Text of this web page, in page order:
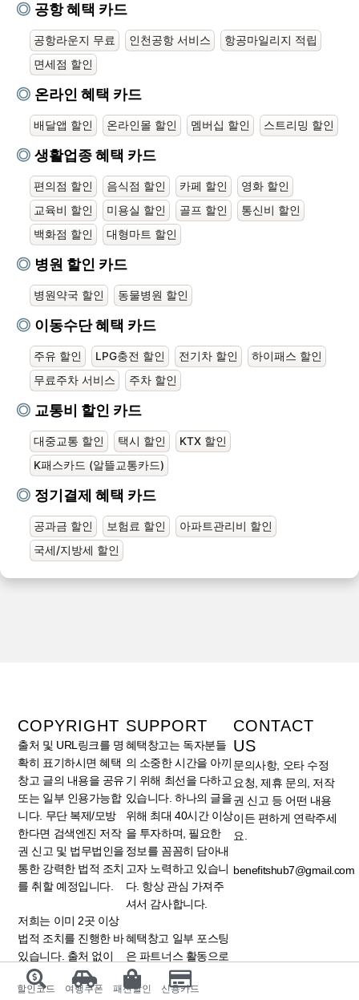
공항 혜택 카드
공항라운지 무료 인천공항 서비스
항공마일리지 적립
면세점 할인
온라인 혜택 카드
배달앱 할인 온라인몰 할인 멤버십 할인 스트리밍 할인
생활업종 혜택 카드
편의점 할인 음식점 할인 카페 할인
영화 할인
교육비 할인
미용실 할인 골프 할인
통신비 할인
백화점 할인
대형마트 할인
병원 할인 카드
병원약국 할인 동물병원 할인
이동수단 혜택 카드
주유 할인 LPG충전 할인 전기차 할인
하이패스 할인
무료주차 서비스
주차 할인
교통비 할인 카드
대중교통 할인 택시 할인
KTX 할인
K패스카드 (알뜰교통카드)
정기결제 혜택 카드
공과금 할인 보험료 할인
아파트관리비 할인
국세/지방세 할인
할인코드 여행쿠폰 패션할인 신용카드
COPYRIGHT
출처 및 URL링크를 명
확히 표기하시면 혜택
창고 글의 내용을 공유
또는 일부 인용가능합
니다. 무단 복제/모방
한다면 검색엔진 저작
권 신고 및 법무법인을
통한 강력한 법적 조치
를 취할 예정입니다.
저희는 이미 2곳 이상
법적 조치를 진행한 바
있습니다. 출처 없이
일부 문구만 수정한다
고 해서 저작권 침해를
SUPPORT
혜택창고는 독자분들
의 소중한 시간을 아끼
기 위해 최선을 다하고
있습니다. 하나의 글을
위해 최대 40시간 이상
을 투자하며, 필요한
정보를 꼼꼼히 담아내
고자 노력하고 있습니
다. 항상 관심 가져주
셔서 감사합니다.
혜택창고 일부 포스팅
은 파트너스 활동으로
소정의 수수료를 받을
수 있습니다. 포스팅
CONTACT
US
문의사항, 오타 수정
요청, 제휴 문의, 저작
권 신고 등 어떤 내용
이든 편하게 연락주세
요.
benefitshub7@gmail.com